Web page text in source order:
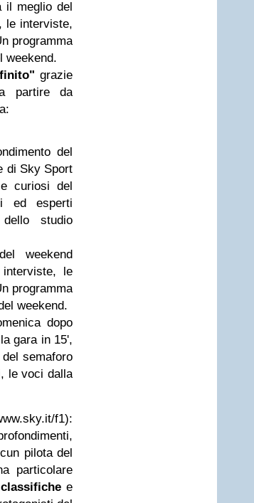
il meglio del
le interviste,
programma
weekend.
grazie
partire da
del
di Sky Sport
curiosi del
ed esperti
studio
weekend
le
programma
weekend.
dopo
gara in 15',
semaforo
le voci dalla
f1):
pilota del
particolare
classifiche e